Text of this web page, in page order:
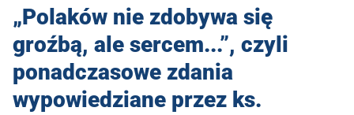
„Polaków nie zdobywa się
groźbą, ale sercem...”, czyli
ponadczasowe zdania
wypowiedziane przez ks.